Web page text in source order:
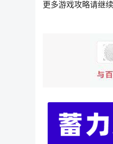
更多游戏攻略请继